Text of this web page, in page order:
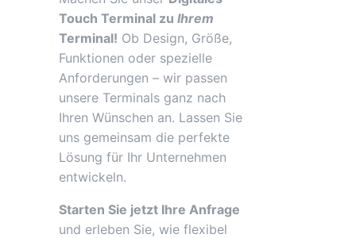
Touch Terminal zu Ihrem
Terminal! Ob Design, Größe,
Funktionen oder spezielle
Anforderungen – wir passen
unsere Terminals ganz nach
Ihren Wünschen an. Lassen Sie
uns gemeinsam die perfekte
Lösung für Ihr Unternehmen
entwickeln.
Starten Sie jetzt Ihre Anfrage
und erleben Sie, wie flexibel